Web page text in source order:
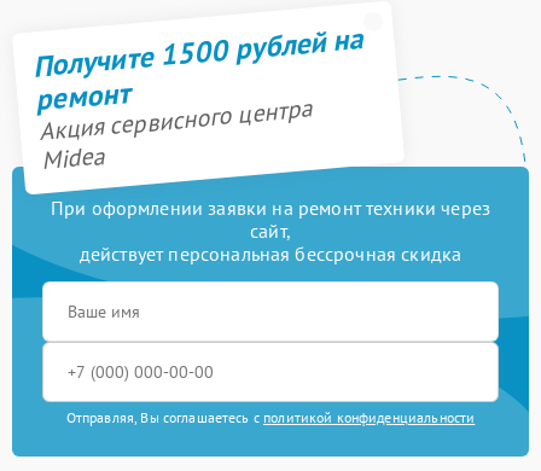
Получите 1500 рублей на
ремонт
Акция сервисного центра
Midea
При оформлении заявки на ремонт техники через
сайт,
действует персональная бессрочная скидка
Отправляя, Вы соглашаетесь с политикой конфиденциальности